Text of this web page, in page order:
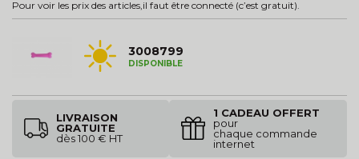
Pour voir les prix des articles, il faut être connecté (c’est gratuit).
3008799
DISPONIBLE
LIVRAISON
GRATUITE
dès 100 € HT
1 CADEAU OFFERT
pour
chaque commande
internet